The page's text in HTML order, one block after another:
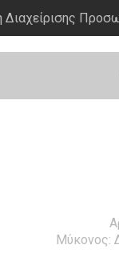
Διαχείρισης
Μύκονος: